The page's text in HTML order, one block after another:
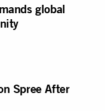
global
Spree After